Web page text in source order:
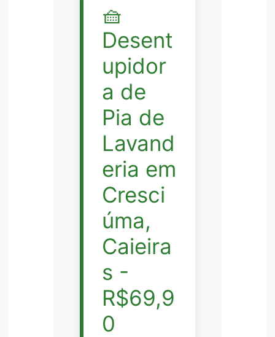
🧺
Desent
upidor
a de
Pia de
Lavand
eria em
Cresci
úma,
Caieira
s -
R$69,9
0